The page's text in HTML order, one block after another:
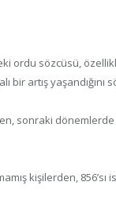
ordu sözcüsü,
bir artış yaşandığını
sonraki
kişilerden,